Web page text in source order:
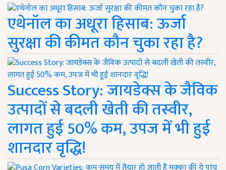
एथेनॉल का अधूरा हिसाब: ऊर्जा
सुरक्षा की कीमत कौन चुका रहा है?
Success Story: जायडेक्स के जैविक
उत्पादों से बदली खेती की तस्वीर,
लागत हुई 50% कम, उपज में भी हुई
शानदार वृद्धि!